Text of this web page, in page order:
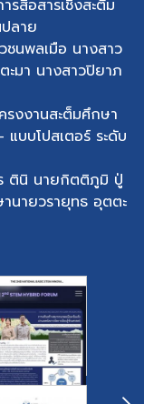
สื่อสารเชิงสะตีม
ลาย
นพลเมือ นางสาว
มา นางสาวปิยาภ
รงงานสะต็มศึกษา
บบโปสเตอร์ ระดับ
ตินิ นายกิตติภูมิ ปู่
นายวรายุทธ อุตตะ